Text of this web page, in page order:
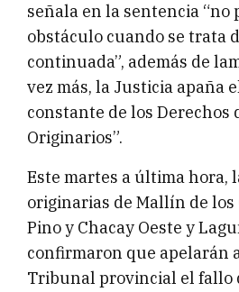
señala en la sentencia “no
obstáculo cuando se trata
continuada”, además de
vez más, la Justicia apaña
constante de los Derechos
Originarios”.
Este martes a última hora,
originarias de Mallín de los
Pino y Chacay Oeste y
confirmaron que apelarán
Tribunal provincial el fallo